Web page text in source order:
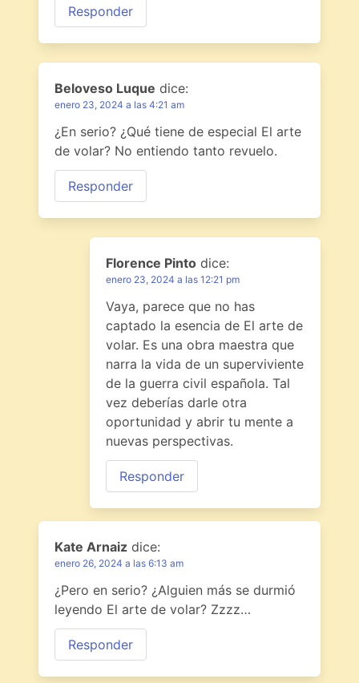
Responder
Beloveso Luque dice:
enero 23, 2024 a las 4:21 am
¿En serio? ¿Qué tiene de especial El arte
de volar? No entiendo tanto revuelo.
Responder
Florence Pinto dice:
enero 23, 2024 a las 12:21 pm
Vaya, parece que no has
captado la esencia de El arte de
volar. Es una obra maestra que
narra la vida de un superviviente
de la guerra civil española. Tal
vez deberías darle otra
oportunidad y abrir tu mente a
nuevas perspectivas.
Responder
Kate Arnaiz dice:
enero 26, 2024 a las 6:13 am
¿Pero en serio? ¿Alguien más se durmió
leyendo El arte de volar? Zzzz…
Responder